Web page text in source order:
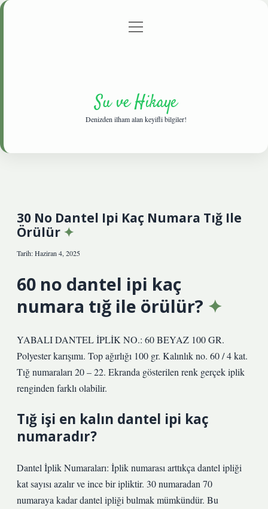
Gizlilik Politikası
menüyü
Su ve Hikaye
Denizden ilham alan keyifli bilgiler!
30 No Dantel Ipi Kaç Numara Tığ Ile
Örülür
Tarih: Haziran 4, 2025
60 no dantel ipi kaç
numara tığ ile örülür?
YABALI DANTEL İPLİK NO.: 60 BEYAZ 100 GR.
Polyester karışımı. Top ağırlığı 100 gr. Kalınlık no. 60 / 4 kat.
Tığ numaraları 20 – 22. Ekranda gösterilen renk gerçek iplik
renginden farklı olabilir.
Tığ işi en kalın dantel ipi kaç
numaradır?
Dantel İplik Numaraları: İplik numarası arttıkça dantel ipliği
kat sayısı azalır ve ince bir ipliktir. 30 numaradan 70
numaraya kadar dantel ipliği bulmak mümkündür. Bu